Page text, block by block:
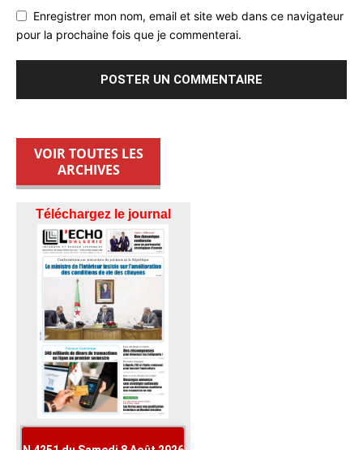
Enregistrer mon nom, email et site web dans ce navigateur
pour la prochaine fois que je commenterai.
VOIR TOUTES LES
ARCHIVES